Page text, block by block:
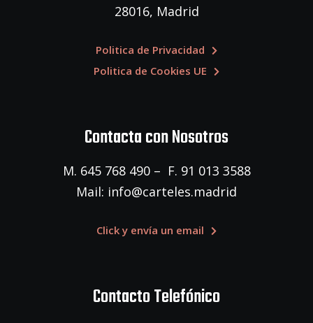
28016, Madrid
Politica de Privacidad
Politica de Cookies UE
Contacta con Nosotros
M. 645 768 490 – F. 91 013 3588
Mail: info@carteles.madrid
Click y envía un email
Contacto Telefónico